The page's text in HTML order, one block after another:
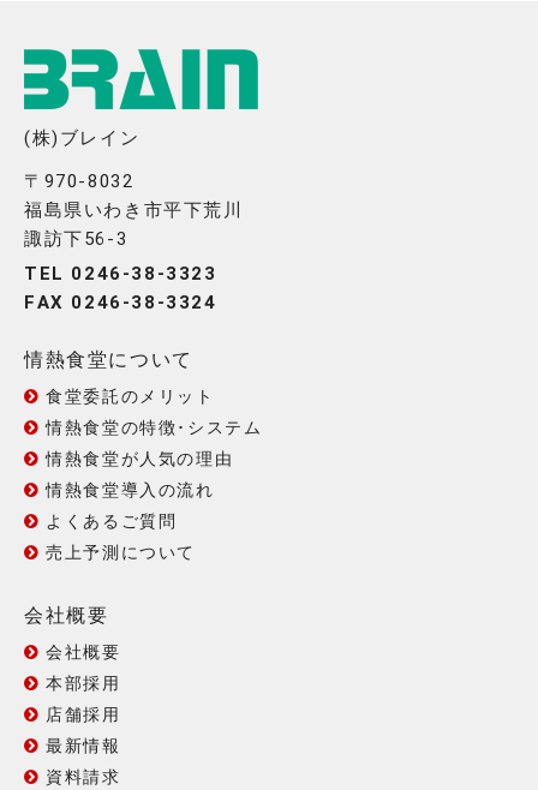
(株)ブレイン
〒970-8032
福島県いわき市平下荒川
諏訪下56-3
TEL 0246-38-3323
FAX 0246-38-3324
情熱食堂について
食堂委託のメリット
情熱食堂の特徴･システム
情熱食堂が人気の理由
情熱食堂導入の流れ
よくあるご質問
売上予測について
会社概要
会社概要
本部採用
店舗採用
最新情報
資料請求